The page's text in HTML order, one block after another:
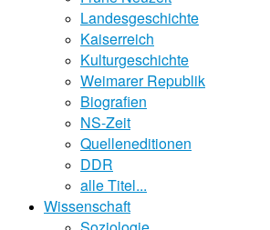
Landesgeschichte
Kaiserreich
Kulturgeschichte
Weimarer Republik
Biografien
NS-Zeit
Quelleneditionen
DDR
alle Titel...
Wissenschaft